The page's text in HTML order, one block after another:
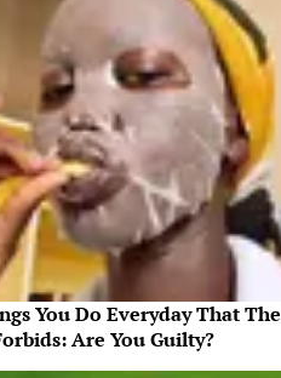
You Do Everyday That The
Are You Guilty?